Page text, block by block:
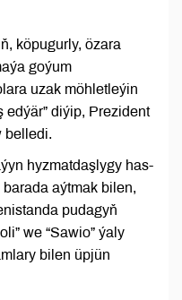
köpugurly, özara
goýum
uzak möhletleýin
edýär” diýip, Prezident
belledi.
hyzmatdaşlygy has-
aýtmak bilen,
pudagyň
we “Sawio” ýaly
bilen üpjün